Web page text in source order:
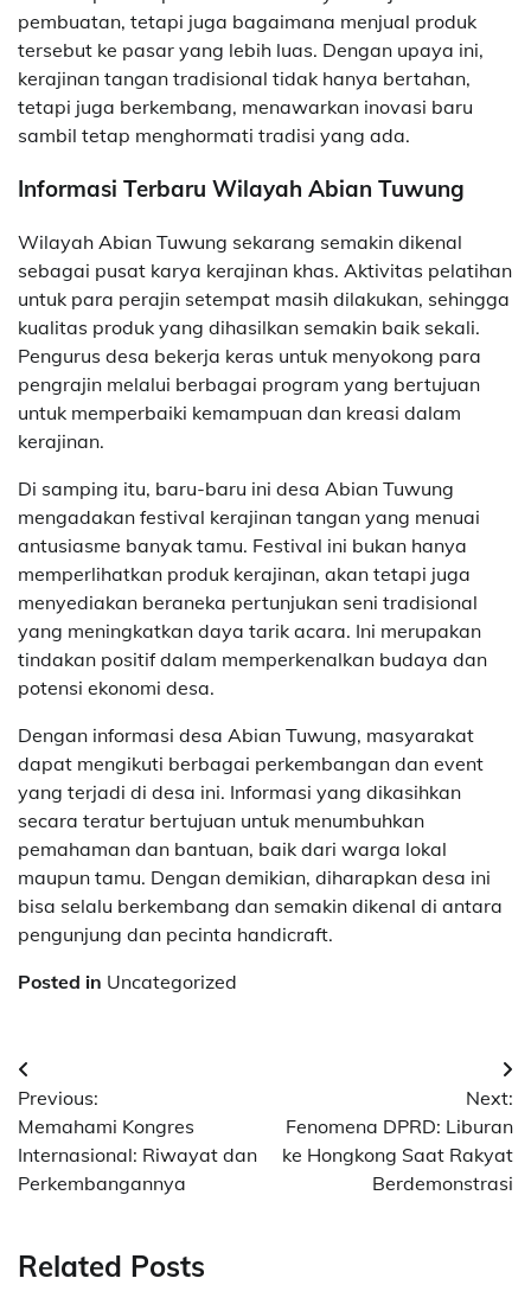
pembuatan, tetapi juga bagaimana menjual produk
tersebut ke pasar yang lebih luas. Dengan upaya ini,
kerajinan tangan tradisional tidak hanya bertahan,
tetapi juga berkembang, menawarkan inovasi baru
sambil tetap menghormati tradisi yang ada.
Informasi Terbaru Wilayah Abian Tuwung
Wilayah Abian Tuwung sekarang semakin dikenal
sebagai pusat karya kerajinan khas. Aktivitas pelatihan
untuk para perajin setempat masih dilakukan, sehingga
kualitas produk yang dihasilkan semakin baik sekali.
Pengurus desa bekerja keras untuk menyokong para
pengrajin melalui berbagai program yang bertujuan
untuk memperbaiki kemampuan dan kreasi dalam
kerajinan.
Di samping itu, baru-baru ini desa Abian Tuwung
mengadakan festival kerajinan tangan yang menuai
antusiasme banyak tamu. Festival ini bukan hanya
memperlihatkan produk kerajinan, akan tetapi juga
menyediakan beraneka pertunjukan seni tradisional
yang meningkatkan daya tarik acara. Ini merupakan
tindakan positif dalam memperkenalkan budaya dan
potensi ekonomi desa.
Dengan informasi desa Abian Tuwung, masyarakat
dapat mengikuti berbagai perkembangan dan event
yang terjadi di desa ini. Informasi yang dikasihkan
secara teratur bertujuan untuk menumbuhkan
pemahaman dan bantuan, baik dari warga lokal
maupun tamu. Dengan demikian, diharapkan desa ini
bisa selalu berkembang dan semakin dikenal di antara
pengunjung dan pecinta handicraft.
Posted in Uncategorized
Post
navigation
Previous:
Memahami Kongres
Internasional: Riwayat dan
Perkembangannya
Next:
Fenomena DPRD: Liburan
ke Hongkong Saat Rakyat
Berdemonstrasi
Related Posts